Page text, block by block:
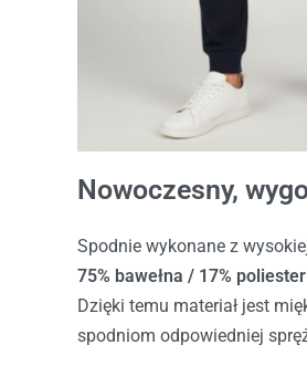
Nowoczesny,
Spodnie wykonane z
75% bawełna / 17%
Dzięki temu materiał jest
spodniom odpowiedniej